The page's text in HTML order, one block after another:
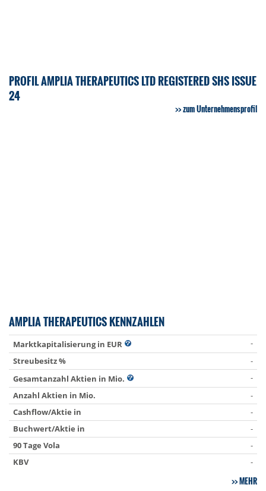
PROFIL AMPLIA THERAPEUTICS LTD REGISTERED SHS ISSUE
24
zum Unternehmensprofil
AMPLIA THERAPEUTICS KENNZAHLEN
Marktkapitalisierung in EUR
-
Streubesitz %
-
Gesamtanzahl Aktien in Mio.
-
Anzahl Aktien in Mio.
-
Cashflow/Aktie in
-
Buchwert/Aktie in
-
90 Tage Vola
-
KBV
-
MEHR